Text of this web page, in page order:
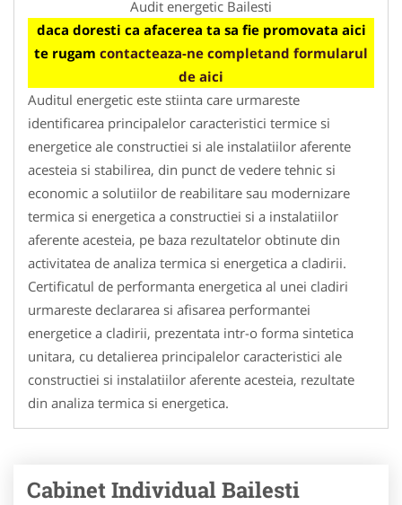
Audit energetic Bailesti
daca doresti ca afacerea ta sa fie promovata aici
te rugam contacteaza-ne completand formularul
de aici
Auditul energetic este stiinta care urmareste
identificarea principalelor caracteristici termice si
energetice ale constructiei si ale instalatiilor aferente
acesteia si stabilirea, din punct de vedere tehnic si
economic a solutiilor de reabilitare sau modernizare
termica si energetica a constructiei si a instalatiilor
aferente acesteia, pe baza rezultatelor obtinute din
activitatea de analiza termica si energetica a cladirii.
Certificatul de performanta energetica al unei cladiri
urmareste declararea si afisarea performantei
energetice a cladirii, prezentata intr-o forma sintetica
unitara, cu detalierea principalelor caracteristici ale
constructiei si instalatiilor aferente acesteia, rezultate
din analiza termica si energetica.
Cabinet Individual Bailesti